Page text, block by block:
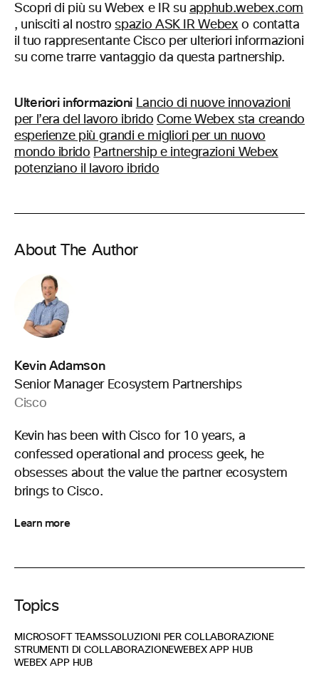
Scopri di più su Webex e IR su apphub.webex.com
, unisciti al nostrospazio ASK IR Webex o contatta
il tuo rappresentante Cisco per ulteriori informazioni
su come trarre vantaggio da questa partnership.
Ulteriori informazioni Lancio di nuove innovazioni
per l’era del lavoro ibrido Come Webex sta creando
esperienze più grandi e migliori per un nuovo
mondo ibrido Partnership e integrazioni Webex
potenziano il lavoro ibrido
About The Author
Kevin Adamson
Senior Manager Ecosystem Partnerships
Cisco
Kevin has been with Cisco for 10 years, a
confessed operational and process geek, he
obsesses about the value the partner ecosystem
brings to Cisco.
Learn more
Topics
MICROSOFT TEAMSSOLUZIONI PER COLLABORAZIONE
STRUMENTI DI COLLABORAZIONEWEBEX APP HUB
WEBEX APP HUB